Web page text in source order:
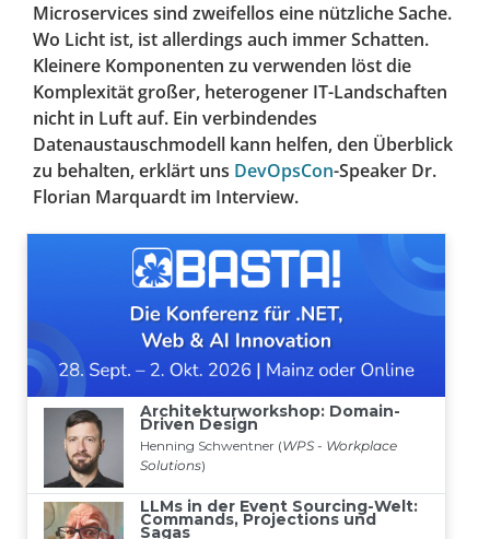
Microservices sind zweifellos eine nützliche Sache.
Wo Licht ist, ist allerdings auch immer Schatten.
Kleinere Komponenten zu verwenden löst die
Komplexität großer, heterogener IT-Landschaften
nicht in Luft auf. Ein verbindendes
Datenaustauschmodell kann helfen, den Überblick
zu behalten, erklärt uns DevOpsCon-Speaker Dr.
Florian Marquardt im Interview.